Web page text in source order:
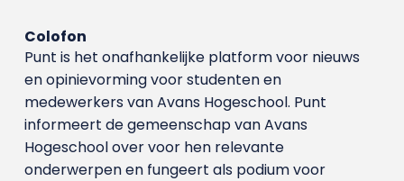
Colofon
Punt is het onafhankelijke platform voor nieuws
en opinievorming voor studenten en
medewerkers van Avans Hoge­school. Punt
informeert de gemeenschap van Avans
Hogeschool over voor hen relevante
onderwerpen en fungeert als podium voor